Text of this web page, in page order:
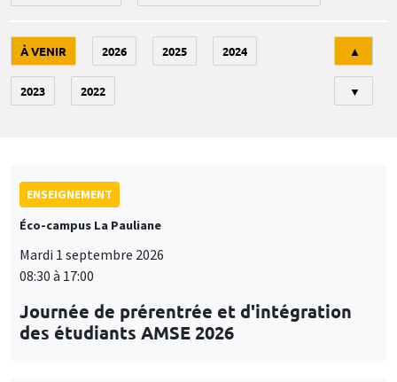
À VENIR 2026 2025 2024
2023 2022
▲
▼
ENSEIGNEMENT
Éco-campus La Pauliane
Mardi 1 septembre 2026
08:30 à 17:00
Journée de prérentrée et d'intégration
des étudiants AMSE 2026